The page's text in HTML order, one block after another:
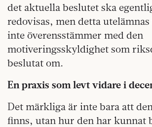
det aktuella beslutet ska
redovisas, men detta
inte överensstämmer med den
motiveringsskyldighet som
beslutat om.
En praxis som levt vidare i
Det märkliga är inte bara att
finns, utan hur den har kunnat